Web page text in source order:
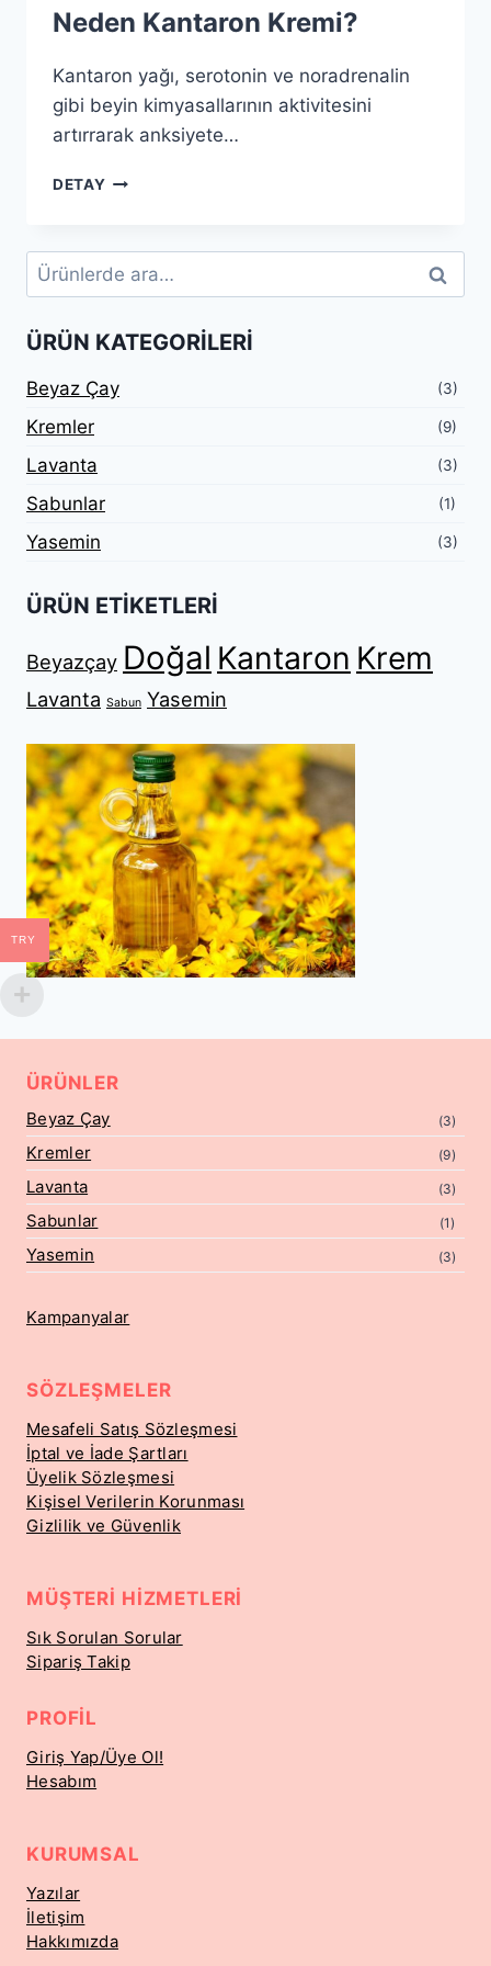
Neden Kantaron Kremi?
Kantaron yağı, serotonin ve noradrenalin
gibi beyin kimyasallarının aktivitesini
artırrarak anksiyete…
DETAYNEDEN
Ara: Ara
ÜRÜN KATEGORILERI
Beyaz Çay (3)
Kremler (9)
Lavanta (3)
Sabunlar (1)
Yasemin (3)
ÜRÜN ETIKETLERI
Beyazçay Doğal Kantaron Krem
Lavanta Sabun Yasemin
ÜRÜNLER
Beyaz Çay (3)
Kremler (9)
Lavanta (3)
Sabunlar (1)
Yasemin (3)
Kampanyalar
SÖZLEŞMELER
Mesafeli Satış Sözleşmesi
İptal ve İade Şartları
Üyelik Sözleşmesi
Kişisel Verilerin Korunması
Gizlilik ve Güvenlik
MÜŞTERI HIZMETLERI
Sık Sorulan Sorular
Sipariş Takip
PROFIL
Giriş Yap/Üye Ol!
Hesabım
KURUMSAL
Yazılar
İletişim
Hakkımızda
TRY